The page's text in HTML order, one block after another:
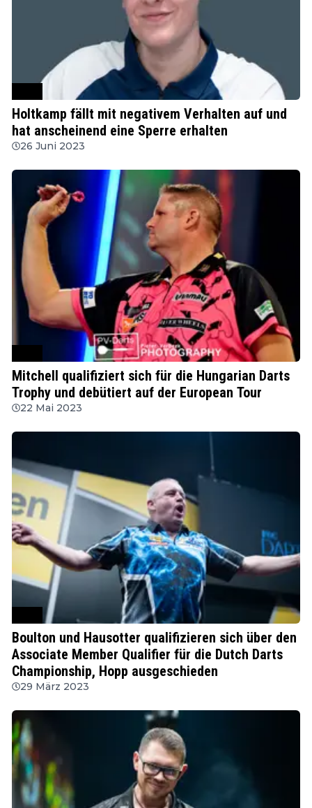
Holtkamp fällt mit negativem Verhalten auf und
hat anscheinend eine Sperre erhalten
26 Juni 2023
Mitchell qualifiziert sich für die Hungarian Darts
Trophy und debütiert auf der European Tour
22 Mai 2023
Boulton und Hausotter qualifizieren sich über den
Associate Member Qualifier für die Dutch Darts
Championship, Hopp ausgeschieden
29 März 2023